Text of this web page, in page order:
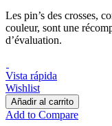
Les pin’s des crosses,
couleur, sont une
d’évaluation.
Vista rápida
Wishlist
Añadir al carrito
Add to Compare